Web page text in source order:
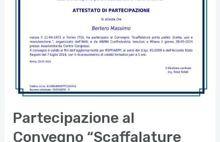
Partecipazione al
Convegno “Scaffalature